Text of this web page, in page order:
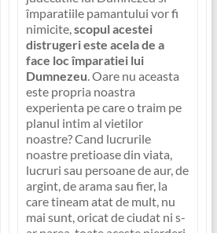
împaratiile pamantului vor fi
nimicite,scopul acestei
distrugeri este acela de a
face loc împaratiei lui
Dumnezeu. Oare nu aceasta
este propria noastra
experienta pe care o traim pe
planul intim al vietilor
noastre? Cand lucrurile
noastre pretioase din viata,
lucruri sau persoane de aur, de
argint, de arama sau fier, la
care tineam atat de mult, nu
mai sunt, oricat de ciudat ni s-